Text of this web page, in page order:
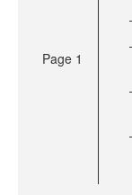
Page 1